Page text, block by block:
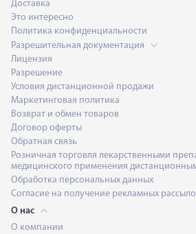
Доставка
Это интересно
Политика конфиденциальности
Разрешительная документация
Лицензия
Разрешение
Условия дистанционной продажи
Маркетинговая политика
Возврат и обмен товаров
Договор оферты
Обратная связь
Розничная торговля лекарственными
медицинского применения
Обработка персональных данных
Согласие на получение рекламных
О нас
О компании